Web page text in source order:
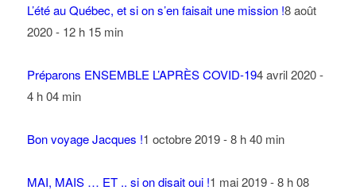
L’été au Québec, et si on s’en faisait une mission !8 août
2020 - 12 h 15 min
Préparons ENSEMBLE L’APRÈS COVID-194 avril 2020 -
4 h 04 min
Bon voyage Jacques !1 octobre 2019 - 8 h 40 min
MAI, MAIS … ET .. si on disait oui !1 mai 2019 - 8 h 08